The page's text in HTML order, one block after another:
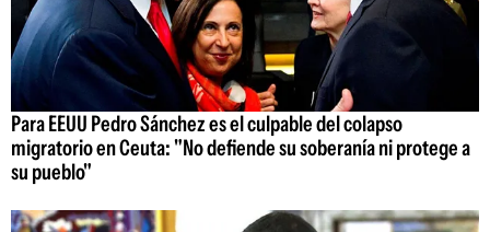
Para EEUU Pedro Sánchez es el culpable del colapso
migratorio en Ceuta: "No defiende su soberanía ni protege a
su pueblo"